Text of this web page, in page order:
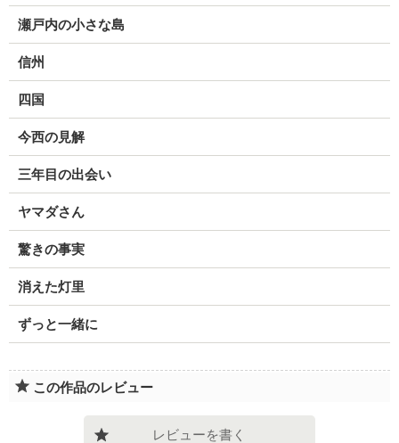
瀬戸内の小さな島
信州
四国
今西の見解
三年目の出会い
ヤマダさん
驚きの事実
消えた灯里
ずっと一緒に
この作品のレビュー
レビューを書く